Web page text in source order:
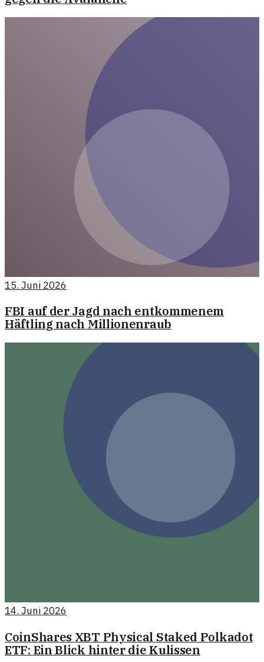
15. Juni 2026
FBI auf der Jagd nach entkommenem
Häftling nach Millionenraub
14. Juni 2026
CoinShares XBT Physical Staked Polkadot
ETF: Ein Blick hinter die Kulissen